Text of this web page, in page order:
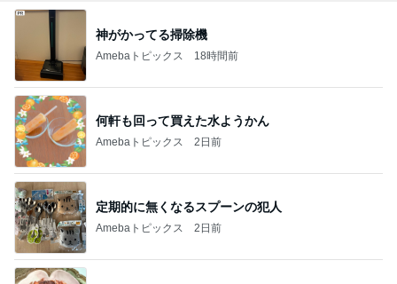
神がかってる掃除機
Amebaトピックス 18時間前
何軒も回って買えた水ようかん
Amebaトピックス 2日前
定期的に無くなるスプーンの犯人
Amebaトピックス 2日前